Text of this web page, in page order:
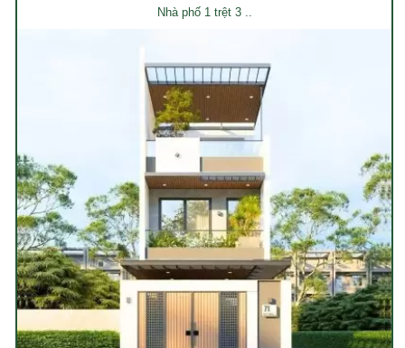
Nhà phố 1 trệt 3 ..